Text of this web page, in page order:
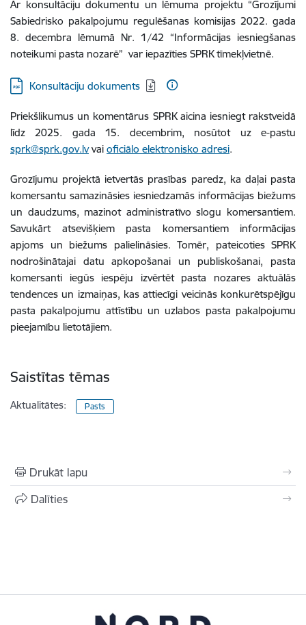
Ar konsultāciju dokumentu un lēmuma projektu “Grozījumi
Sabiedrisko pakalpojumu regulēšanas komisijas 2022. gada
8. decembra lēmumā Nr. 1/42 “Informācijas iesniegšanas
noteikumi pasta nozarē” var iepazīties SPRK tīmekļvietnē.
Lejupielādēt:
Konsultāciju dokuments
Priekšlikumus un komentārus SPRK aicina iesniegt rakstveidā
līdz 2025. gada 15. decembrim, nosūtot uz e-pastu
sprk@sprk.gov.lvvai oficiālo elektronisko adresi.
Grozījumu projektā ietvertās prasības paredz, ka daļai pasta
komersantu samazināsies iesniedzamās informācijas biežums
un daudzums, mazinot administratīvo slogu komersantiem.
Savukārt atsevišķiem pasta komersantiem informācijas
apjoms un biežums palielināsies. Tomēr, pateicoties SPRK
nodrošinātajai datu apkopošanai un publiskošanai, pasta
komersanti iegūs iespēju izvērtēt pasta nozares aktuālās
tendences un izmaiņas, kas attiecīgi veicinās konkurētspējīgu
pasta pakalpojumu attīstību un uzlabos pasta pakalpojumu
pieejamību lietotājiem.
Saistītas tēmas
Aktualitātes: Pasts
Drukāt lapu
Dalīties